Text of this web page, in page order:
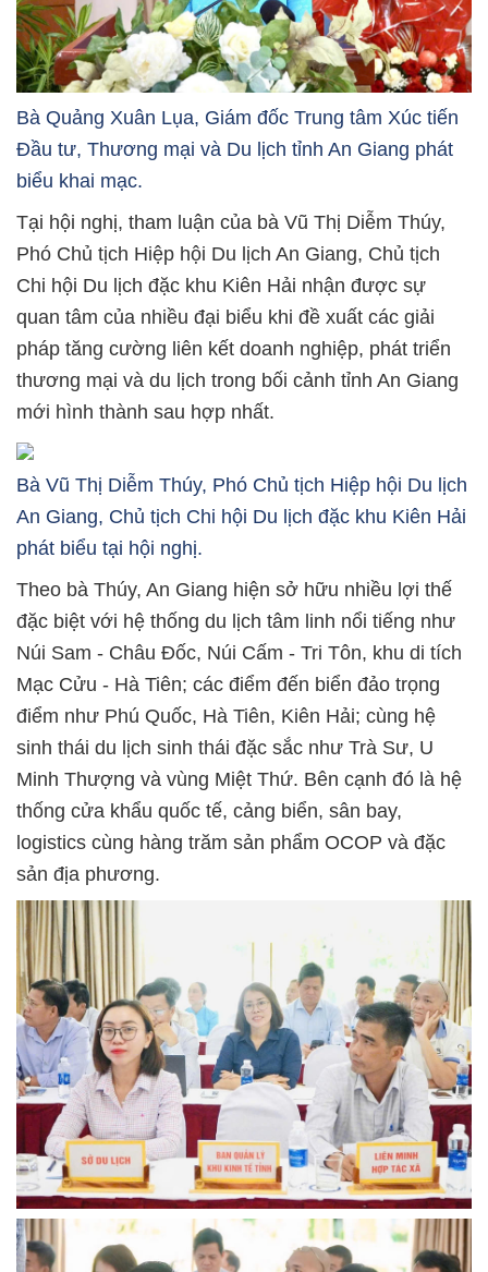
Bà Quảng Xuân Lụa, Giám đốc Trung tâm Xúc tiến
Đầu tư, Thương mại và Du lịch tỉnh An Giang phát
biểu khai mạc.
Tại hội nghị, tham luận của bà Vũ Thị Diễm Thúy,
Phó Chủ tịch Hiệp hội Du lịch An Giang, Chủ tịch
Chi hội Du lịch đặc khu Kiên Hải nhận được sự
quan tâm của nhiều đại biểu khi đề xuất các giải
pháp tăng cường liên kết doanh nghiệp, phát triển
thương mại và du lịch trong bối cảnh tỉnh An Giang
mới hình thành sau hợp nhất.
Bà Vũ Thị Diễm Thúy, Phó Chủ tịch Hiệp hội Du lịch
An Giang, Chủ tịch Chi hội Du lịch đặc khu Kiên Hải
phát biểu tại hội nghị.
Theo bà Thúy, An Giang hiện sở hữu nhiều lợi thế
đặc biệt với hệ thống du lịch tâm linh nổi tiếng như
Núi Sam - Châu Đốc, Núi Cấm - Tri Tôn, khu di tích
Mạc Cửu - Hà Tiên; các điểm đến biển đảo trọng
điểm như Phú Quốc, Hà Tiên, Kiên Hải; cùng hệ
sinh thái du lịch sinh thái đặc sắc như Trà Sư, U
Minh Thượng và vùng Miệt Thứ. Bên cạnh đó là hệ
thống cửa khẩu quốc tế, cảng biển, sân bay,
logistics cùng hàng trăm sản phẩm OCOP và đặc
sản địa phương.